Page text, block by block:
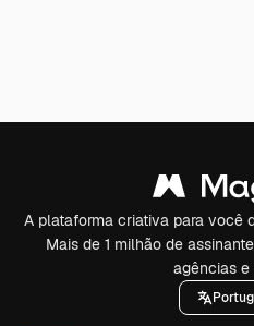
A plataforma criativa para você
Mais de 1 milhão de
agências e